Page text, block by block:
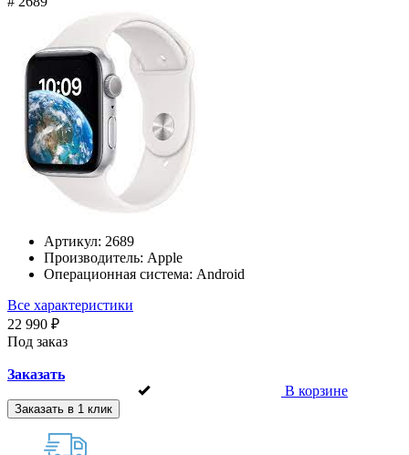
Артикул: 2689
Производитель: Apple
Операционная система: Android
Все характеристики
22 990 ₽
Под заказ
Заказать
В корзине
Заказать в 1 клик